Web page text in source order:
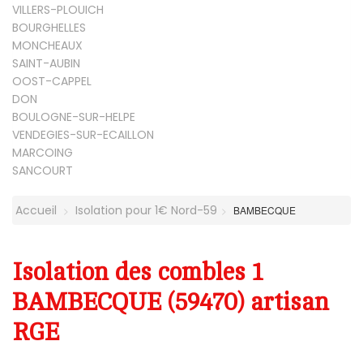
VILLERS-PLOUICH
BOURGHELLES
MONCHEAUX
SAINT-AUBIN
OOST-CAPPEL
DON
BOULOGNE-SUR-HELPE
VENDEGIES-SUR-ECAILLON
MARCOING
SANCOURT
Accueil Isolation pour 1€ Nord-59 BAMBECQUE
Isolation des combles 1
BAMBECQUE (59470) artisan
RGE